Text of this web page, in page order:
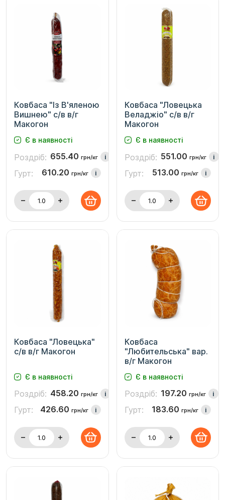
Ковбаса "Із В'яленою
Вишнею" с/в в/г
Макогон
Є в наявності
Роздріб: 655.40 грн/кг i
Гурт: 610.20 грн/кг i
Ковбаса "Ловецька
Веладжіо" с/в в/г
Макогон
Є в наявності
Роздріб: 551.00 грн/кг i
Гурт: 513.00 грн/кг i
Ковбаса "Ловецька"
с/в в/г Макогон
Є в наявності
Роздріб: 458.20 грн/кг i
Гурт: 426.60 грн/кг i
Ковбаса
"Любительська" вар.
в/г Макогон
Є в наявності
Роздріб: 197.20 грн/кг i
Гурт: 183.60 грн/кг i